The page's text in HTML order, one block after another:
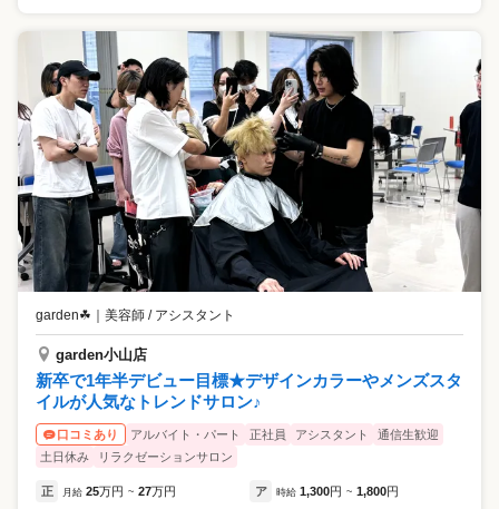
garden☘ 美容師 / アシスタント
garden小山店
新卒で1年半デビュー目標★デザインカラーやメンズスタ
イルが人気なトレンドサロン♪
口コミあり アルバイト・パート 正社員 アシスタント
通信生歓迎
土日休み
リラクゼーションサロン
正 月給 25万円 ~ 27万円 ア 時給 1,300円 ~ 1,800円